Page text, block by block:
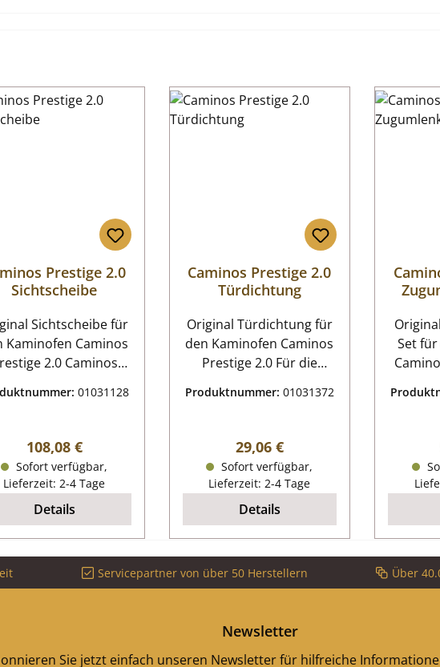
Prestige 2.0
Sichtscheibe
Sichtscheibe für
Kaminofen Caminos
2.0 Caminos
Kaminglas,
L/H) 410 mm x 325
x 4 mm Form flach
hitzebeständig 4
Ecken
01031128
Regulärer Preis:
108,08 €
Sofort verfügbar,
Lieferzeit: 2-4 Tage
Details
Caminos Prestige 2.0
Türdichtung
Original Türdichtung für
den Kaminofen Caminos
Prestige 2.0 Für die
Dichtschnur wird ein
empfehlen
Dichtungsabbinder, um
ein Ausfransen der
Enden zu verhindern.
Caminos Prestige 2.0
Türdichtung Eckdaten:
Ofenschnur,
Holzofenschnur
Kordeldichtung Länge
mm
Produktnummer: 01031372
Regulärer Preis:
29,06 €
Sofort verfügbar,
Lieferzeit: 2-4 Tage
Details
Set
x 313
Vermiculite
Stück
Servicepartner von über 50 Herstellern Über
Newsletter
Sie jetzt einfach unseren Newsletter für hilfreiche